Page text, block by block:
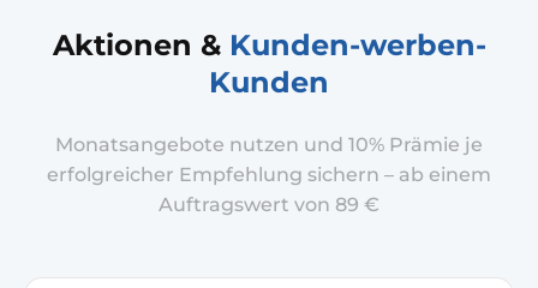
Aktionen & Kunden-werben-
Kunden
Monatsangebote nutzen und 10% Prämie je
erfolgreicher Empfehlung sichern – ab einem
Auftragswert von 89 €